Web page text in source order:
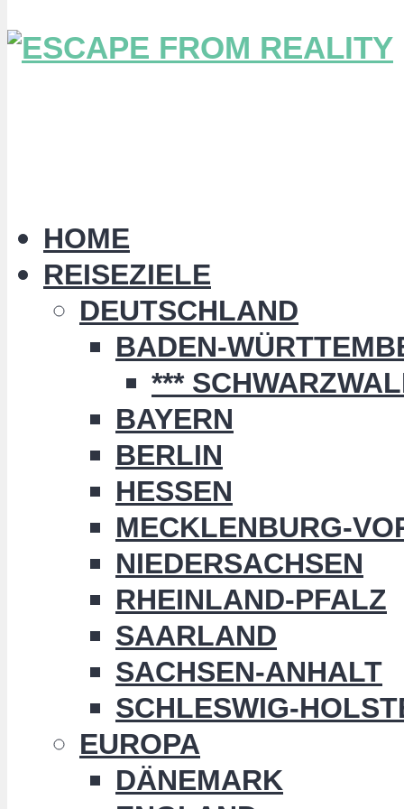
HOME
REISEZIELE
DEUTSCHLAND
BADEN-
***
BAYERN
BERLIN
HESSEN
MECKLENBURG-
NIEDERSACHSEN
RHEINLAND-PFALZ
SAARLAND
SACHSEN-ANHALT
SCHLESWIG-
EUROPA
DÄNEMARK